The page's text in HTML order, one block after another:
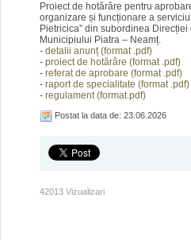
Proiect de hotărâre pentru
organizare și funcționare a
Pietricica” din subordinea
Municipiului Piatra – Neamț.
- detalii anunț (format .pdf)
- proiect de hotărâre (format .pdf)
- referat de aprobare (format .pdf)
- raport de specialitate (format .pdf)
- regulament (format.pdf)
Postat la data de: 23.06.2026
42013 Vizualizari